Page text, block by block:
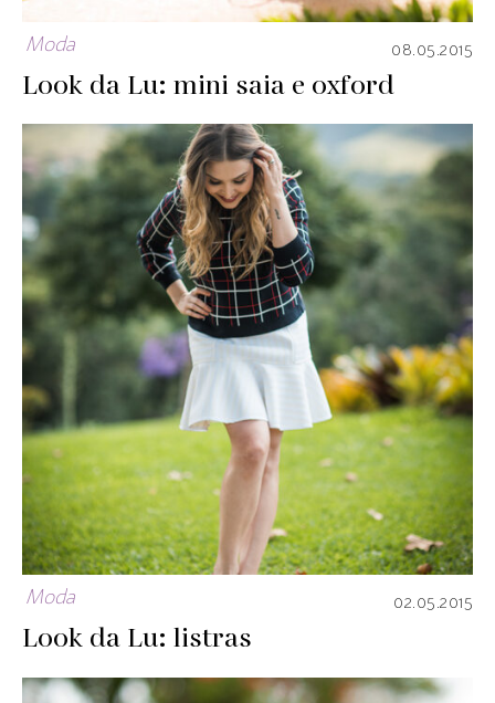
Moda 08.05.2015
Look da Lu: mini saia e oxford
Moda 02.05.2015
Look da Lu: listras